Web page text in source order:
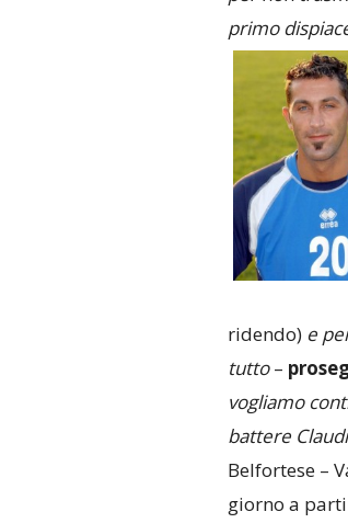
primo
ridendo) e
tutto–
vogliamo
battere
Belfortese –
giorno a